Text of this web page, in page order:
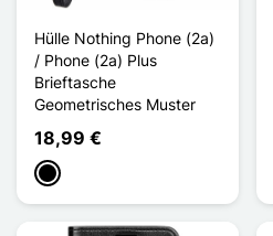
Hülle Nothing Phone (2a)
/ Phone (2a) Plus
Brieftasche
Geometrisches Muster
18,99 €
Schwarz